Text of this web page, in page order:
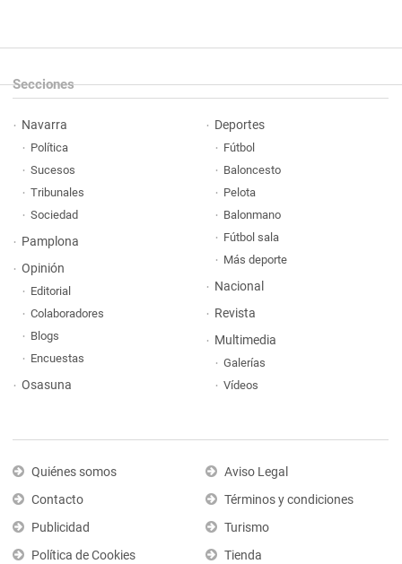
Secciones
Navarra
Política
Sucesos
Tribunales
Sociedad
Pamplona
Opinión
Editorial
Colaboradores
Blogs
Encuestas
Osasuna
Deportes
Fútbol
Baloncesto
Pelota
Balonmano
Fútbol sala
Más deporte
Nacional
Revista
Multimedia
Galerías
Vídeos
Quiénes somos
Contacto
Publicidad
Política de Cookies
Aviso Legal
Términos y condiciones
Turismo
Tienda